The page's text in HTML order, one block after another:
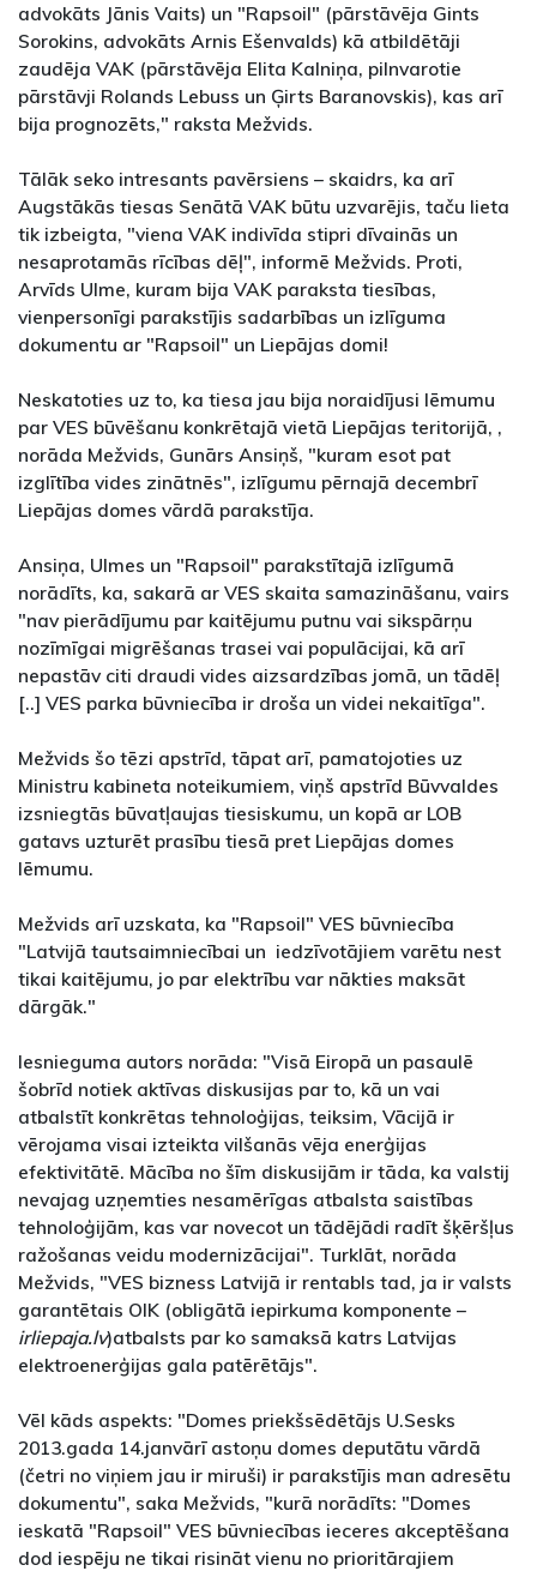
advokāts Jānis Vaits) un "Rapsoil" (pārstāvēja Gints
Sorokins, advokāts Arnis Ešenvalds) kā atbildētāji
zaudēja VAK (pārstāvēja Elita Kalniņa, pilnvarotie
pārstāvji Rolands Lebuss un Ģirts Baranovskis), kas arī
bija prognozēts," raksta Mežvids.
Tālāk seko intresants pavērsiens – skaidrs, ka arī
Augstākās tiesas Senātā VAK būtu uzvarējis, taču lieta
tik izbeigta, "viena VAK indivīda stipri dīvainās un
nesaprotamās rīcības dēļ", informē Mežvids. Proti,
Arvīds Ulme, kuram bija VAK paraksta tiesības,
vienpersonīgi parakstījis sadarbības un izlīguma
dokumentu ar "Rapsoil" un Liepājas domi!
Neskatoties uz to, ka tiesa jau bija noraidījusi lēmumu
par VES būvēšanu konkrētajā vietā Liepājas teritorijā, ,
norāda Mežvids, Gunārs Ansiņš, "kuram esot pat
izglītība vides zinātnēs", izlīgumu pērnajā decembrī
Liepājas domes vārdā parakstīja.
Ansiņa, Ulmes un "Rapsoil" parakstītajā izlīgumā
norādīts, ka, sakarā ar VES skaita samazināšanu, vairs
"nav pierādījumu par kaitējumu putnu vai sikspārņu
nozīmīgai migrēšanas trasei vai populācijai, kā arī
nepastāv citi draudi vides aizsardzības jomā, un tādēļ
[..] VES parka būvniecība ir droša un videi nekaitīga".
Mežvids šo tēzi apstrīd, tāpat arī, pamatojoties uz
Ministru kabineta noteikumiem, viņš apstrīd Būvvaldes
izsniegtās būvatļaujas tiesiskumu, un kopā ar LOB
gatavs uzturēt prasību tiesā pret Liepājas domes
lēmumu.
Mežvids arī uzskata, ka "Rapsoil" VES būvniecība
"Latvijā tautsaimniecībai un iedzīvotājiem varētu nest
tikai kaitējumu, jo par elektrību var nākties maksāt
dārgāk."
Iesnieguma autors norāda: "Visā Eiropā un pasaulē
šobrīd notiek aktīvas diskusijas par to, kā un vai
atbalstīt konkrētas tehnoloģijas, teiksim, Vācijā ir
vērojama visai izteikta vilšanās vēja enerģijas
efektivitātē. Mācība no šīm diskusijām ir tāda, ka valstij
nevajag uzņemties nesamērīgas atbalsta saistības
tehnoloģijām, kas var novecot un tādējādi radīt šķēršļus
ražošanas veidu modernizācijai". Turklāt, norāda
Mežvids, "VES bizness Latvijā ir rentabls tad, ja ir valsts
garantētais OIK (obligātā iepirkuma komponente –
irliepaja.lv)atbalsts par ko samaksā katrs Latvijas
elektroenerģijas gala patērētājs".
Vēl kāds aspekts: "Domes priekšsēdētājs U.Sesks
2013.gada 14.janvārī astoņu domes deputātu vārdā
(četri no viņiem jau ir miruši) ir parakstījis man adresētu
dokumentu", saka Mežvids, "kurā norādīts: "Domes
ieskatā "Rapsoil" VES būvniecības ieceres akceptēšana
dod iespēju ne tikai risināt vienu no prioritārajiem